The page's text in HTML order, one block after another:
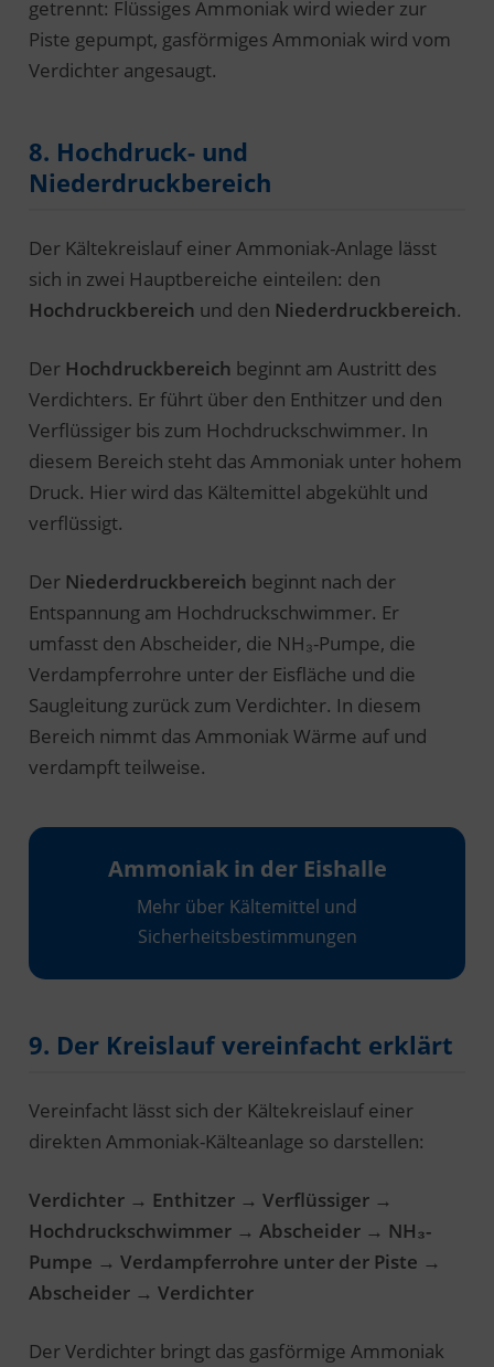
getrennt: Flüssiges Ammoniak wird wieder zur
Piste gepumpt, gasförmiges Ammoniak wird vom
Verdichter angesaugt.
8. Hochdruck- und
Niederdruckbereich
Der Kältekreislauf einer Ammoniak-Anlage lässt
sich in zwei Hauptbereiche einteilen: den
Hochdruckbereich und den Niederdruckbereich.
Der Hochdruckbereich beginnt am Austritt des
Verdichters. Er führt über den Enthitzer und den
Verflüssiger bis zum Hochdruckschwimmer. In
diesem Bereich steht das Ammoniak unter hohem
Druck. Hier wird das Kältemittel abgekühlt und
verflüssigt.
Der Niederdruckbereich beginnt nach der
Entspannung am Hochdruckschwimmer. Er
umfasst den Abscheider, die NH₃-Pumpe, die
Verdampferrohre unter der Eisfläche und die
Saugleitung zurück zum Verdichter. In diesem
Bereich nimmt das Ammoniak Wärme auf und
verdampft teilweise.
Ammoniak in der Eishalle
Mehr über Kältemittel und
Sicherheitsbestimmungen
9. Der Kreislauf vereinfacht erklärt
Vereinfacht lässt sich der Kältekreislauf einer
direkten Ammoniak-Kälteanlage so darstellen:
Verdichter → Enthitzer → Verflüssiger →
Hochdruckschwimmer → Abscheider → NH₃-
Pumpe → Verdampferrohre unter der Piste →
Abscheider → Verdichter
Der Verdichter bringt das gasförmige Ammoniak